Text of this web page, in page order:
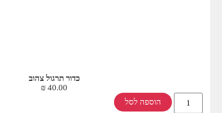
כדור תרגול צהוב
40.00
₪
הוספה לסל